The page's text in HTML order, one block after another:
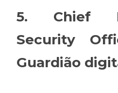
5. Chief
Security
Guardião